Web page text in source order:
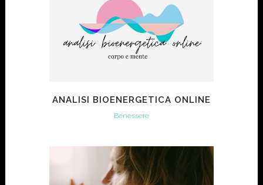
ANALISI BIOENERGETICA ONLINE
Benessere